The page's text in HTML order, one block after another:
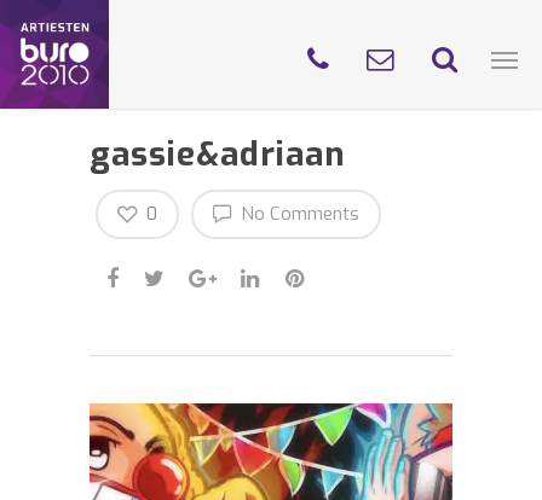
gassie&adriaan
No Comments
0